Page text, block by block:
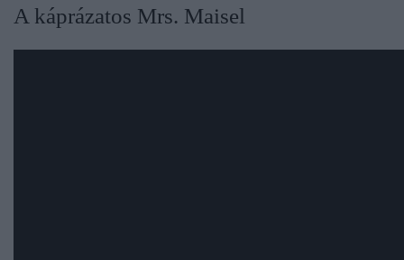
A káprázatos Mrs. Maisel